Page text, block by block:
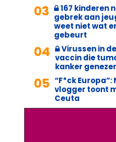
03
167 kinderen
gebrek aan
weet niet wat
gebeurt
04
Virussen in
vaccin die
kanker
05 “F*ck
vlogger toont
Ceuta